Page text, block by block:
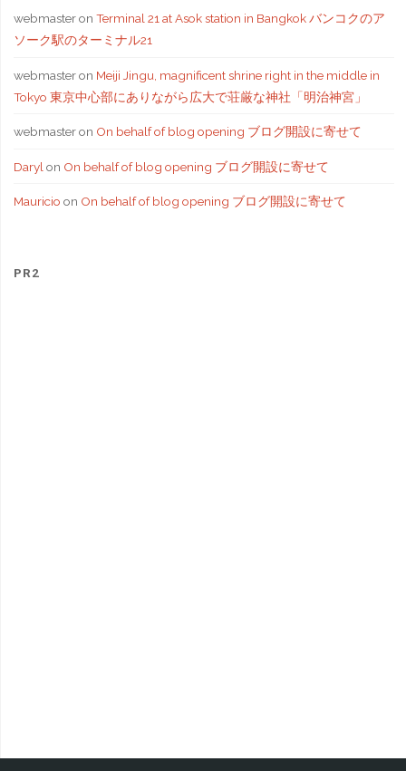
webmasteron Terminal 21 at Asok station in Bangkok バンコクのア
ソーク駅のターミナル21
webmasteron Meiji Jingu, magnificent shrine right in the middle in
Tokyo 東京中心部にありながら広大で荘厳な神社「明治神宮」
webmasteron On behalf of blog opening ブログ開設に寄せて
Daryl on On behalf of blog opening ブログ開設に寄せて
Mauricio on On behalf of blog opening ブログ開設に寄せて
PR2